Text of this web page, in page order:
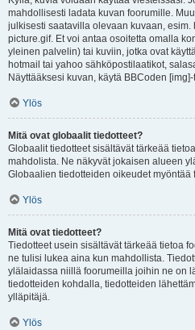
mahdollisesti ladata kuvan foorumille.
julkisesti saatavilla olevaan kuvaan, esim.
picture.gif. Et voi antaa osoitetta omalla
yleinen palvelin) tai kuviin, jotka ovat
hotmail tai yahoo sähköpostilaatikot,
Näyttääksesi kuvan, käytä BBCoden
Ylös
Mitä ovat globaalit tiedotteet?
Globaalit tiedotteet sisältävät tärkeää
mahdolista. Ne näkyvät jokaisen alueen
Globaalien tiedotteiden oikeudet myöntää
Ylös
Mitä ovat tiedotteet?
Tiedotteet usein sisältävät tärkeää tietoa
ne tulisi lukea aina kun mahdollista.
ylälaidassa niillä foorumeilla joihin ne on
tiedotteiden kohdalla, tiedotteiden
ylläpitäjä.
Ylös